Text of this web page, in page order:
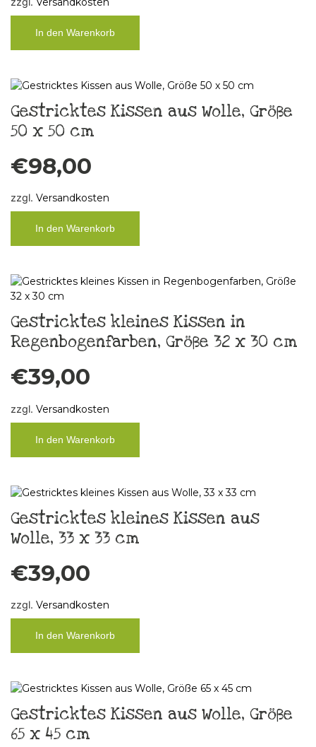
In den Warenkorb
Gestricktes Kissen aus Wolle, Größe
50 x 50 cm
€98,00
zzgl. Versandkosten
In den Warenkorb
Gestricktes kleines Kissen in
Regenbogenfarben, Größe 32 x 30 cm
€39,00
zzgl. Versandkosten
In den Warenkorb
Gestricktes kleines Kissen aus
Wolle, 33 x 33 cm
€39,00
zzgl. Versandkosten
In den Warenkorb
Gestricktes Kissen aus Wolle, Größe
65 x 45 cm